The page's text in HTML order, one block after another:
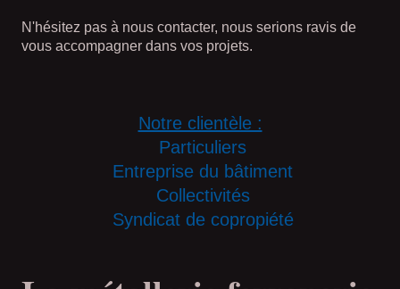
N'hésitez pas à nous contacter, nous serions ravis de
vous accompagner dans vos projets.
Notre clientèle :
Particuliers
Entreprise du bâtiment
Collectivités
Syndicat de copropiété